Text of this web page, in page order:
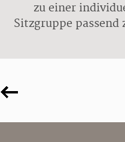
zu einer
Sitzgruppe